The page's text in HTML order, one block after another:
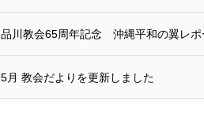
品川教会65周年記念 沖縄平和の翼レポ
5月 教会だよりを更新しました